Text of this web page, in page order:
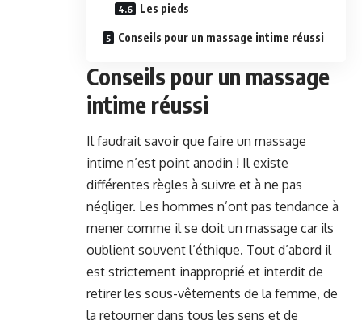
Les pieds
Conseils pour un massage intime réussi
Conseils pour un massage
intime réussi
Il faudrait savoir que faire un massage
intime n’est point anodin ! Il existe
différentes règles à suivre et à ne pas
négliger. Les hommes n’ont pas tendance à
mener comme il se doit un massage car ils
oublient souvent l’éthique. Tout d’abord il
est strictement inapproprié et interdit de
retirer les sous-vêtements de la femme, de
la retourner dans tous les sens et de